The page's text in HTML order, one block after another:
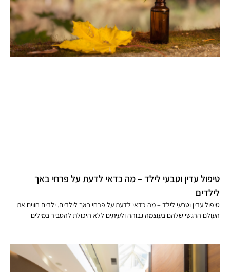
טיפול עדין וטבעי לילד – מה כדאי לדעת על פרחי באך
לילדים
טיפול עדין וטבעי לילד – מה כדאי לדעת על פרחי באך לילדים. ילדים חווים את
העולם הרגשי שלהם בעוצמה גבוהה ולעיתים ללא היכולת להסביר במילים